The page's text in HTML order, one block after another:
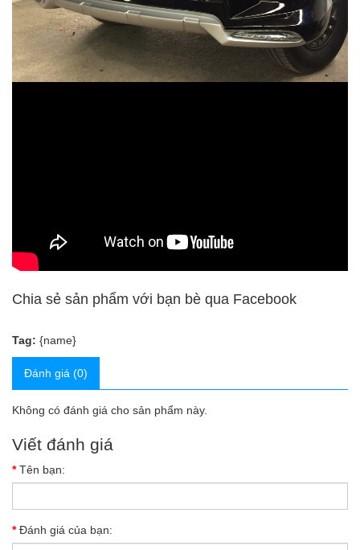
Chia sẻ sản phẩm với bạn bè qua Facebook
Tag: {name}
Đánh giá (0)
Không có đánh giá cho sản phẩm này.
Viết đánh giá
Tên bạn:
Đánh giá của bạn: